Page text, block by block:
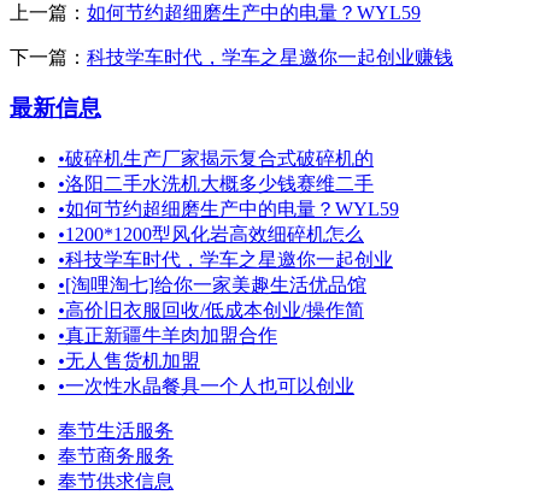
上一篇： 如何节约超细磨生产中的电量？WYL59
下一篇： 科技学车时代，学车之星邀你一起创业赚钱
最新信息
•破碎机生产厂家揭示复合式破碎机的
•洛阳二手水洗机大概多少钱赛维二手
•如何节约超细磨生产中的电量？WYL59
•1200*1200型风化岩高效细碎机怎么
•科技学车时代，学车之星邀你一起创业
•[淘哩淘七]给你一家美趣生活优品馆
•高价旧衣服回收/低成本创业/操作简
•真正新疆牛羊肉加盟合作
•无人售货机加盟
•一次性水晶餐具一个人也可以创业
奉节生活服务
奉节商务服务
奉节供求信息